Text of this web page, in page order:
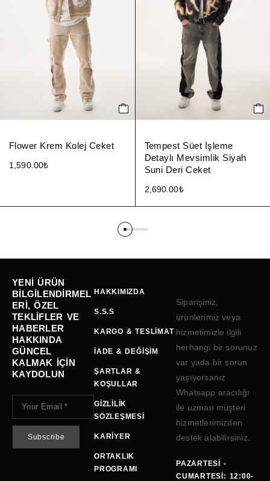
Flower Krem Kolej Ceket
1,590.00₺
Tempest Süet İşleme
Detaylı Mevsimlik Siyah
Suni Deri Ceket
2,690.00₺
YENI ÜRÜN
BILGILENDIRMEL
ERI, ÖZEL
TEKLIFLER VE
HABERLER
HAKKINDA
GÜNCEL
KALMAK IÇIN
KAYDOLUN
HAKKIMIZDA
S.S.S
KARGO & TESLIMAT
İADE & DEĞIŞIM
ŞARTLAR &
KOŞULLAR
GIZLILIK
SÖZLEŞMESI
KARIYER
ORTAKLIK
PROGRAMI
Siparişiniz,
ürünlerimiz veya
hizmetimizle ilgili
herhangi bir sorunuz
var yada bir sorun
yaşıyorsanız
Whatsapp aracılığı
ile uzman müşteri
hizmetlerimizden
destek alabilirsiniz.
PAZARTESI -
CUMARTESI: 12:00-